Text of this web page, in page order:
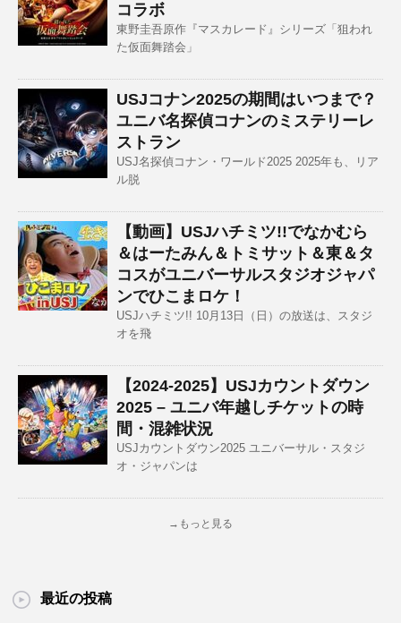
コラボ
東野圭吾原作『マスカレード』シリーズ「狙われ
た仮面舞踏会」
USJコナン2025の期間はいつまで？
ユニバ名探偵コナンのミステリーレ
ストラン
USJ名探偵コナン・ワールド2025 2025年も、リア
ル脱
【動画】USJハチミツ!!でなかむら
＆はーたみん＆トミサット＆東＆タ
コスがユニバーサルスタジオジャパ
ンでひこまロケ！
USJハチミツ!! 10月13日（日）の放送は、スタジ
オを飛
【2024-2025】USJカウントダウン
2025 – ユニバ年越しチケットの時
間・混雑状況
USJカウントダウン2025 ユニバーサル・スタジ
オ・ジャパンは
→もっと見る
最近の投稿